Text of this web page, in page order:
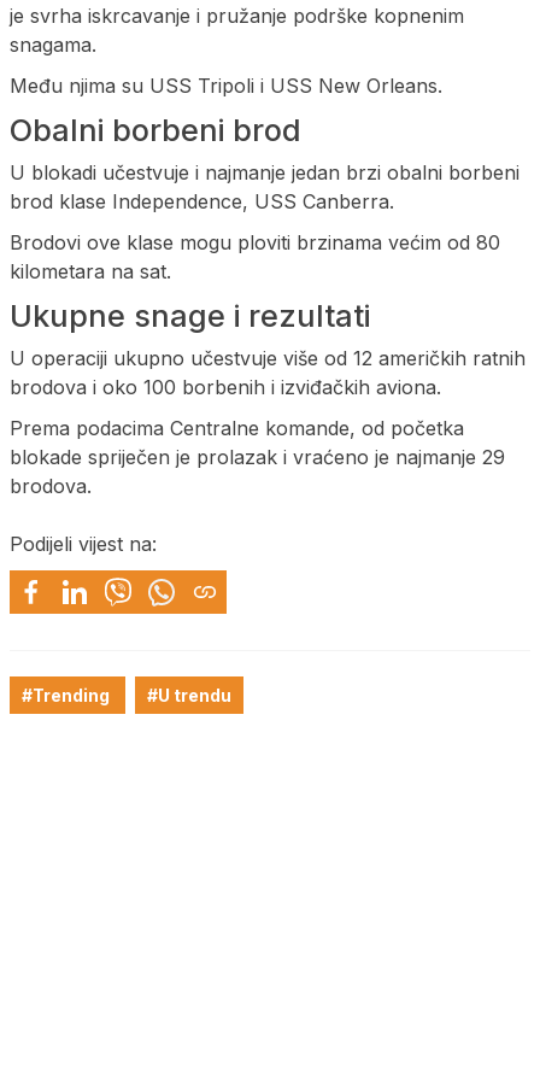
je svrha iskrcavanje i pružanje podrške kopnenim
snagama.
Među njima su USS Tripoli i USS New Orleans.
Obalni borbeni brod
U blokadi učestvuje i najmanje jedan brzi obalni borbeni
brod klase Independence, USS Canberra.
Brodovi ove klase mogu ploviti brzinama većim od 80
kilometara na sat.
Ukupne snage i rezultati
U operaciji ukupno učestvuje više od 12 američkih ratnih
brodova i oko 100 borbenih i izviđačkih aviona.
Prema podacima Centralne komande, od početka
blokade spriječen je prolazak i vraćeno je najmanje 29
brodova.
Podijeli vijest na:
#Trending #U trendu